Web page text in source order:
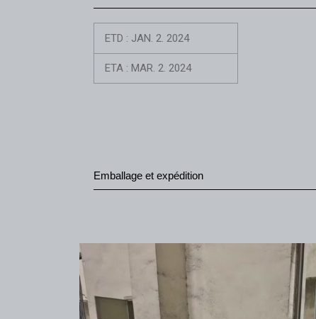
ETD : JAN. 2. 2024
ETA : MAR. 2. 2024
Emballage et expédition